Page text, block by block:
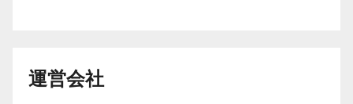
運営会社